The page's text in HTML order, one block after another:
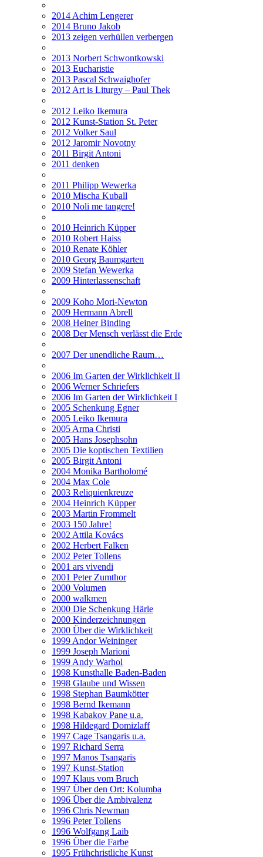
2014 Achim Lengerer
2014 Bruno Jakob
2013 zeigen verhüllen verbergen
2013 Norbert Schwontkowski
2013 Eucharistie
2013 Pascal Schwaighofer
2012 Art is Liturgy – Paul Thek
2012 Leiko Ikemura
2012 Kunst-Station St. Peter
2012 Volker Saul
2012 Jaromir Novotny
2011 Birgit Antoni
2011 denken
2011 Philipp Wewerka
2010 Mischa Kuball
2010 Noli me tangere!
2010 Heinrich Küpper
2010 Robert Haiss
2010 Renate Köhler
2010 Georg Baumgarten
2009 Stefan Wewerka
2009 Hinterlassenschaft
2009 Koho Mori-Newton
2009 Hermann Abrell
2008 Heiner Binding
2008 Der Mensch verlässt die Erde
2007 Der unendliche Raum…
2006 Im Garten der Wirklichkeit II
2006 Werner Schriefers
2006 Im Garten der Wirklichkeit I
2005 Schenkung Egner
2005 Leiko Ikemura
2005 Arma Christi
2005 Hans Josephsohn
2005 Die koptischen Textilien
2005 Birgit Antoni
2004 Monika Bartholomé
2004 Max Cole
2003 Reliquienkreuze
2004 Heinrich Küpper
2003 Martin Frommelt
2003 150 Jahre!
2002 Attila Kovács
2002 Herbert Falken
2002 Peter Tollens
2001 ars vivendi
2001 Peter Zumthor
2000 Volumen
2000 walkmen
2000 Die Schenkung Härle
2000 Kinderzeichnungen
2000 Über die Wirklichkeit
1999 Andor Weininger
1999 Joseph Marioni
1999 Andy Warhol
1998 Kunsthalle Baden-Baden
1998 Glaube und Wissen
1998 Stephan Baumkötter
1998 Bernd Ikemann
1998 Kabakov Pane u.a.
1998 Hildegard Domizlaff
1997 Cage Tsangaris u.a.
1997 Richard Serra
1997 Manos Tsangaris
1997 Kunst-Station
1997 Klaus vom Bruch
1997 Über den Ort: Kolumba
1996 Über die Ambivalenz
1996 Chris Newman
1996 Peter Tollens
1996 Wolfgang Laib
1996 Über die Farbe
1995 Frühchristliche Kunst